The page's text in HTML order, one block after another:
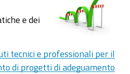
e dei
tecnici e professionali per il
di progetti di adeguamento